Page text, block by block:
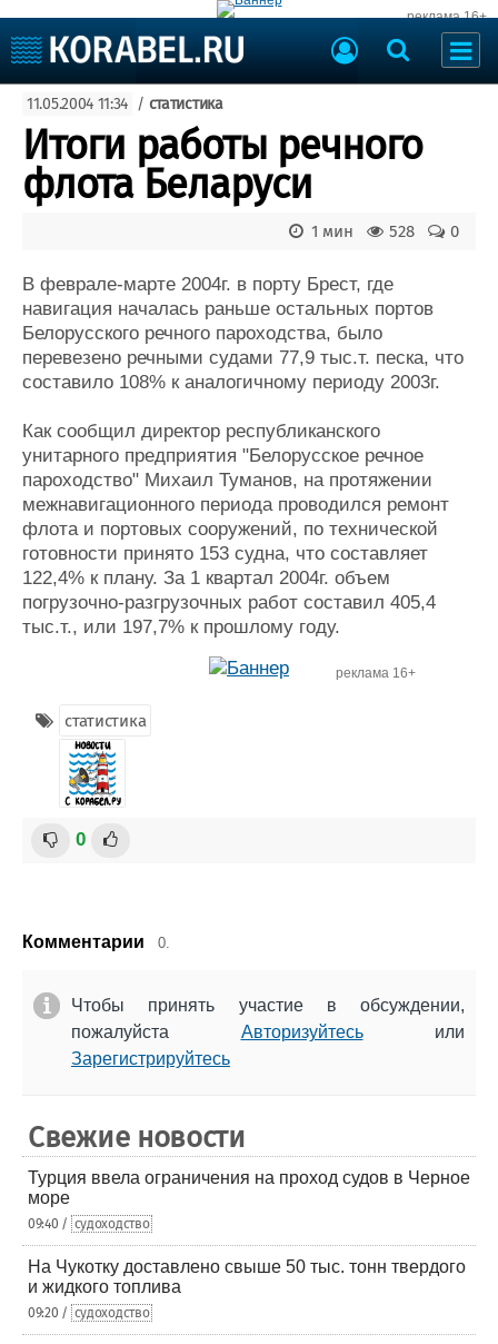
реклама 16+
Судоходство
Судоремонт
События
Пресс-релизы
Порты
Рыболовство
Еще
Судостроение
Пульс
Новости
Репутация
Работа
Крюинг
Журнал
Реклама
Торговая площадка
Доска объявлений
Продажа флота
Изделия
Материалы
Услуги
Конференции
Выставки и семинары
Флот
Галерея флота
Форум
11.05.2004 11:34 / статистика
Итоги работы речного
флота Беларуси
0
528
1 мин
В феврале-марте 2004г. в порту Брест, где
навигация началась раньше остальных портов
Белорусского речного пароходства, было
перевезено речными судами 77,9 тыс.т. песка, что
составило 108% к аналогичному периоду 2003г.
Как сообщил директор республиканского
унитарного предприятия "Белорусское речное
пароходство" Михаил Туманов, на протяжении
межнавигационного периода проводился ремонт
флота и портовых сооружений, по технической
готовности принято 153 судна, что составляет
122,4% к плану. За 1 квартал 2004г. объем
погрузочно-разгрузочных работ составил 405,4
тыс.т., или 197,7% к прошлому году.
реклама 16+
статистика
0
Комментарии 0.
Чтобы принять участие в обсуждении,
пожалуйста Авторизуйтесьили
Зарегистрируйтесь
Свежие новости
Турция ввела ограничения на проход судов в Черное
море
09:40 / судоходство
На Чукотку доставлено свыше 50 тыс. тонн твердого
и жидкого топлива
09:20 / судоходство